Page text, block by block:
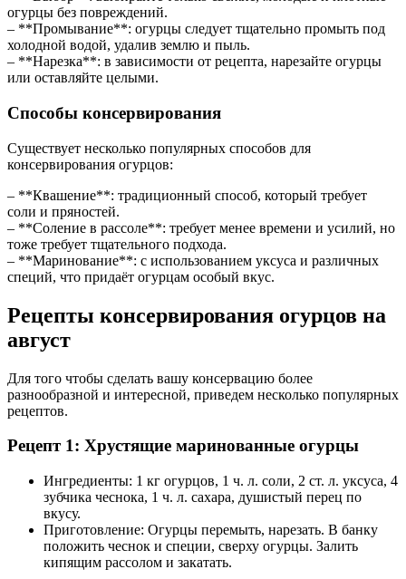
огурцы без повреждений.
– **Промывание**: огурцы следует тщательно промыть под
холодной водой, удалив землю и пыль.
– **Нарезка**: в зависимости от рецепта, нарезайте огурцы
или оставляйте целыми.
Способы консервирования
Существует несколько популярных способов для
консервирования огурцов:
– **Квашение**: традиционный способ, который требует
соли и пряностей.
– **Соление в рассоле**: требует менее времени и усилий, но
тоже требует тщательного подхода.
– **Маринование**: с использованием уксуса и различных
специй, что придаёт огурцам особый вкус.
Рецепты консервирования огурцов на
август
Для того чтобы сделать вашу консервацию более
разнообразной и интересной, приведем несколько популярных
рецептов.
Рецепт 1: Хрустящие маринованные огурцы
Ингредиенты: 1 кг огурцов, 1 ч. л. соли, 2 ст. л. уксуса, 4
зубчика чеснока, 1 ч. л. сахара, душистый перец по
вкусу.
Приготовление: Огурцы перемыть, нарезать. В банку
положить чеснок и специи, сверху огурцы. Залить
кипящим рассолом и закатать.